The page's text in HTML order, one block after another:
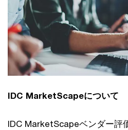
IDC MarketScapeについて
IDC MarketScapeベンダー評